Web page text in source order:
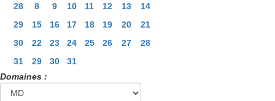
28
8 9 10 11 12 13
14
29
15 16 17 18 19 20
21
30
22 23 24 25 26 27
28
31
29 30
31
Domaines :